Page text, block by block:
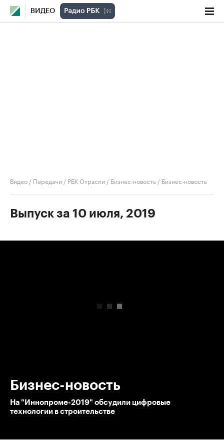
ВИДЕО
Видео / Передачи / РБК Отрасли / Бизнес-новость / Бизнес-новость
Выпуск за 10 июля, 2019
Бизнес-новость
На "Иннопроме-2019" обсудили цифровые
технологии в строительстве